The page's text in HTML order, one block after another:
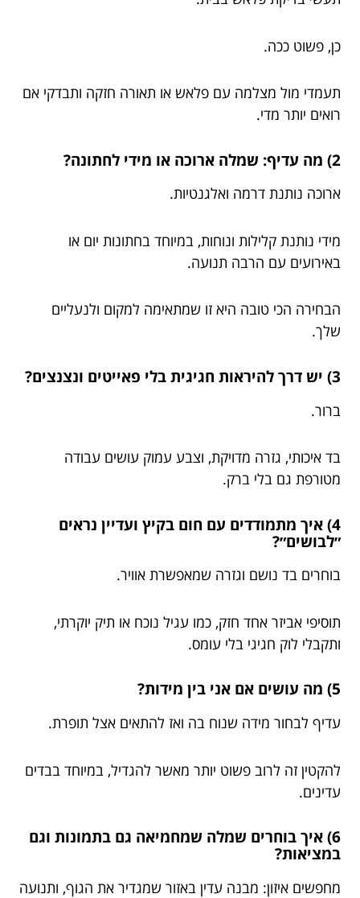
כן, פשוט ככה.
תעמדי מול מצלמה עם פלאש או תאורה חזקה ותבדקי אם
רואים יותר מדי.
2) מה עדיף: שמלה ארוכה או מידי לחתונה?
ארוכה נותנת דרמה ואלגנטיות.
מידי נותנת קלילות ונוחות, במיוחד בחתונות יום או
באירועים עם הרבה תנועה.
הבחירה הכי טובה היא זו שמתאימה למקום ולנעליים
שלך.
3) יש דרך להיראות חגיגית בלי פאייטים ונצנצים?
ברור.
בד איכותי, גזרה מדויקת, וצבע עמוק עושים עבודה
מטורפת גם בלי ברק.
4) איך מתמודדים עם חום בקיץ ועדיין נראים
״לבושים״?
בוחרים בד נושם וגזרה שמאפשרת אוויר.
תוסיפי אביזר אחד חזק, כמו עגיל נוכח או תיק יוקרתי,
ותקבלי לוק חגיגי בלי עומס.
5) מה עושים אם אני בין מידות?
עדיף לבחור מידה שנוח בה ואז להתאים אצל תופרת.
להקטין זה לרוב פשוט יותר מאשר להגדיל, במיוחד בבדים
עדינים.
6) איך בוחרים שמלה שמחמיאה גם בתמונות וגם
במציאות?
מחפשים איזון: מבנה עדין באזור שמגדיר את הגוף, ותנועה